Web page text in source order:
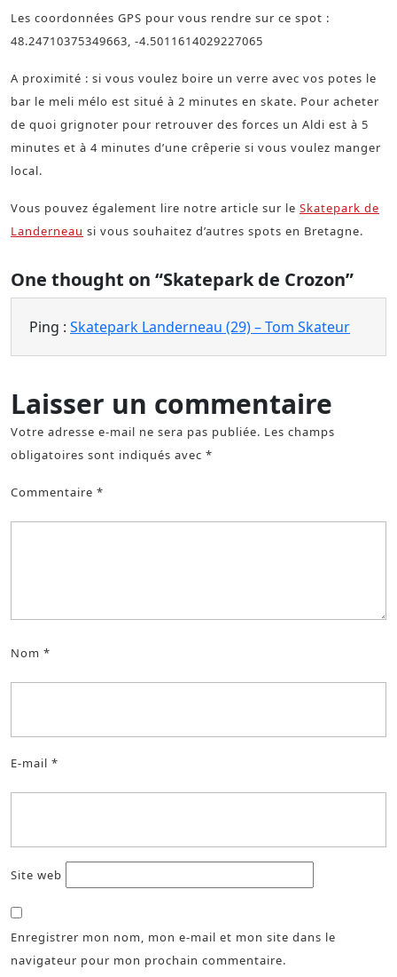
Les coordonnées GPS pour vous rendre sur ce spot :
48.24710375349663, -4.5011614029227065
A proximité : si vous voulez boire un verre avec vos potes le
bar le meli mélo est situé à 2 minutes en skate. Pour acheter
de quoi grignoter pour retrouver des forces un Aldi est à 5
minutes et à 4 minutes d’une crêperie si vous voulez manger
local.
Vous pouvez également lire notre article sur le Skatepark de
Landerneau si vous souhaitez d’autres spots en Bretagne.
One thought on “Skatepark de Crozon”
Ping : Skatepark Landerneau (29) – Tom Skateur
Laisser un commentaire
Votre adresse e-mail ne sera pas publiée. Les champs
obligatoires sont indiqués avec *
Commentaire *
Nom *
E-mail *
Site web
Enregistrer mon nom, mon e-mail et mon site dans le
navigateur pour mon prochain commentaire.